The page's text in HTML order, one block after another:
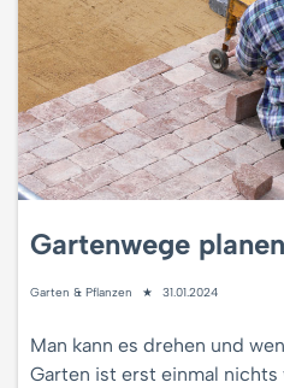
Gartenwege
Garten & Pflanzen 31.01.2024
Man kann es drehen und
Garten ist erst einmal